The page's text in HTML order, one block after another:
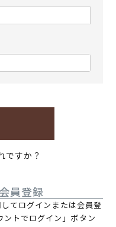
ですか？
員登録
てログインまたは会員登
トでログイン」ボタン